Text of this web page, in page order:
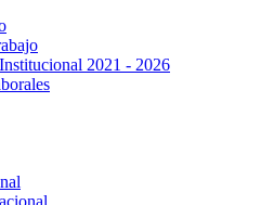
2021 - 2026